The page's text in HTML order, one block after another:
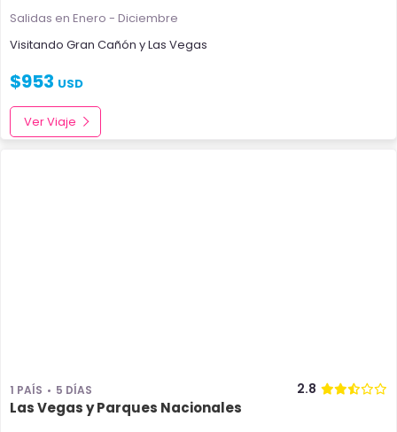
Salidas en Enero - Diciembre
Visitando Gran Cañón yLas Vegas
$953 USD
Ver Viaje
1 PAÍS 5 DÍAS 2.8
Las Vegas y Parques Nacionales